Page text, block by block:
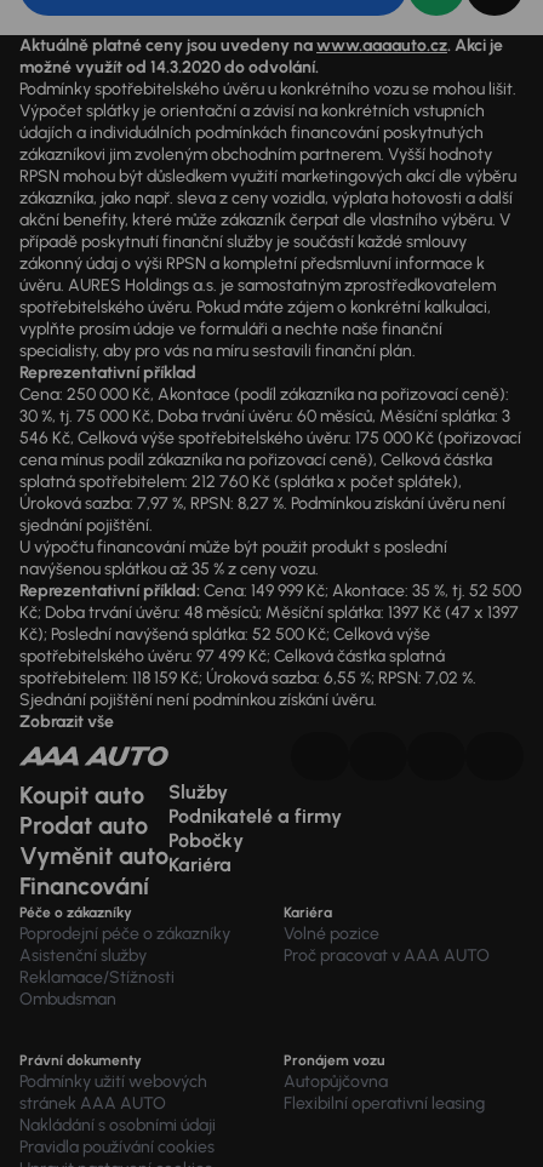
Aktuálně platné ceny jsou uvedeny nawww.aaaauto.cz. Akci je
možné využít od 14.3.2020 do odvolání.
Podmínky spotřebitelského úvěru u konkrétního vozu se mohou lišit.
Výpočet splátky je orientační a závisí na konkrétních vstupních
údajích a individuálních podmínkách financování poskytnutých
zákazníkovi jim zvoleným obchodním partnerem. Vyšší hodnoty
RPSN mohou být důsledkem využití marketingových akcí dle výběru
zákazníka, jako např. sleva z ceny vozidla, výplata hotovosti a další
akční benefity, které může zákazník čerpat dle vlastního výběru. V
případě poskytnutí finanční služby je součástí každé smlouvy
zákonný údaj o výši RPSN a kompletní předsmluvní informace k
úvěru. AURES Holdings a.s. je samostatným zprostředkovatelem
spotřebitelského úvěru. Pokud máte zájem o konkrétní kalkulaci,
vyplňte prosím údaje ve formuláři a nechte naše finanční
specialisty, aby pro vás na míru sestavili finanční plán.
Reprezentativní příklad
Cena: 250 000 Kč, Akontace (podíl zákazníka na pořizovací ceně):
30 %, tj. 75 000 Kč, Doba trvání úvěru: 60 měsíců, Měsíční splátka: 3
546 Kč, Celková výše spotřebitelského úvěru: 175 000 Kč (pořizovací
cena mínus podíl zákazníka na pořizovací ceně), Celková částka
splatná spotřebitelem: 212 760 Kč (splátka x počet splátek),
Úroková sazba: 7,97 %, RPSN: 8,27 %. Podmínkou získání úvěru není
sjednání pojištění.
U výpočtu financování může být použit produkt s poslední
navýšenou splátkou až 35 % z ceny vozu.
Reprezentativní příklad:Cena: 149 999 Kč; Akontace: 35 %, tj. 52 500
Kč; Doba trvání úvěru: 48 měsíců; Měsíční splátka: 1397 Kč (47 x 1397
Kč); Poslední navýšená splátka: 52 500 Kč; Celková výše
spotřebitelského úvěru: 97 499 Kč; Celková částka splatná
spotřebitelem: 118 159 Kč; Úroková sazba: 6,55 %; RPSN: 7,02 %.
Sjednání pojištění není podmínkou získání úvěru.
Zobrazit vše
Koupit auto
Prodat auto
Vyměnit auto
Financování
Služby
Podnikatelé a firmy
Pobočky
Kariéra
Péče o zákazníky
Poprodejní péče o zákazníky
Asistenční služby
Reklamace/Stížnosti
Ombudsman
Kariéra
Volné pozice
Proč pracovat v AAA AUTO
Právní dokumenty
Podmínky užití webových
stránek AAA AUTO
Nakládání s osobními údaji
Pravidla používání cookies
Pronájem vozu
Autopůjčovna
Flexibilní operativní leasing